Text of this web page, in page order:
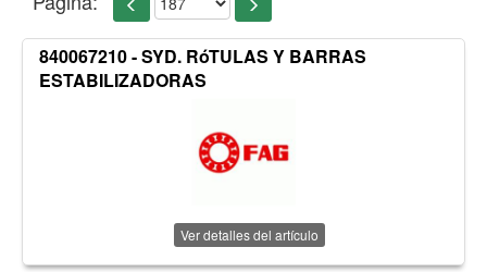
840067210 - SYD. RóTULAS Y BARRAS
ESTABILIZADORAS
Ver detalles del artículo